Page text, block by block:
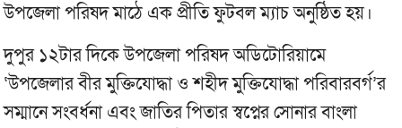
উপজেলা পরিষদ মাঠে এক প্রীতি ফুটবল ম্যাচ অনুষ্ঠিত হয়।
দুপুর ১২টার দিকে উপজেলা পরিষদ অডিটোরিয়ামে
‘উপজেলার বীর মুক্তিযোদ্ধা ও শহীদ মুক্তিযোদ্ধা পরিবারবর্গ’র
সম্মানে সংবর্ধনা এবং জাতির পিতার স্বপ্নের সোনার বাংলা